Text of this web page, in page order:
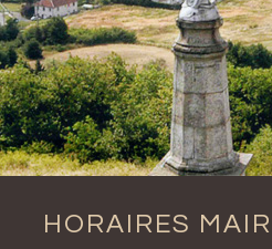
HORAIRES